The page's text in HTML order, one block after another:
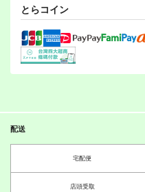
とらコイン
配送
宅配便
店頭受取